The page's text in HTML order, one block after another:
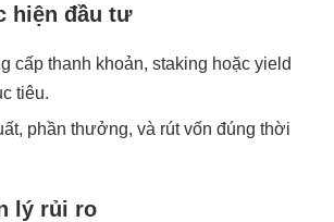
hiện đầu tư
cấp thanh khoản, staking hoặc yield
tiêu.
phần thưởng, và rút vốn đúng thời
lý rủi ro